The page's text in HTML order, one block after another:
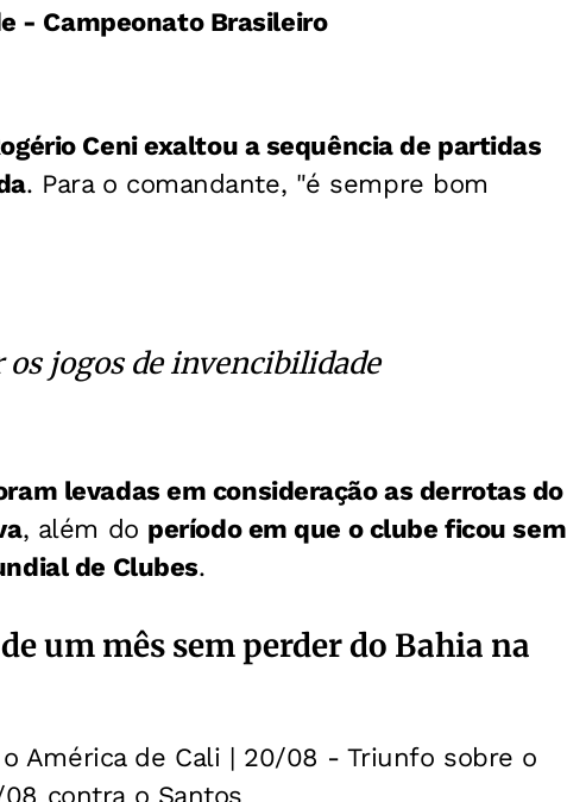
- Campeonato Brasileiro
Ceni exaltou a sequência de partidas
. Para o comandante, "é sempre bom
jogos de invencibilidade
levadas em consideração as derrotas do
, além do período em que o clube ficou sem
de Clubes.
um mês sem perder do Bahia na
América de Cali | 20/08 - Triunfo sobre o
08 contra o Santos